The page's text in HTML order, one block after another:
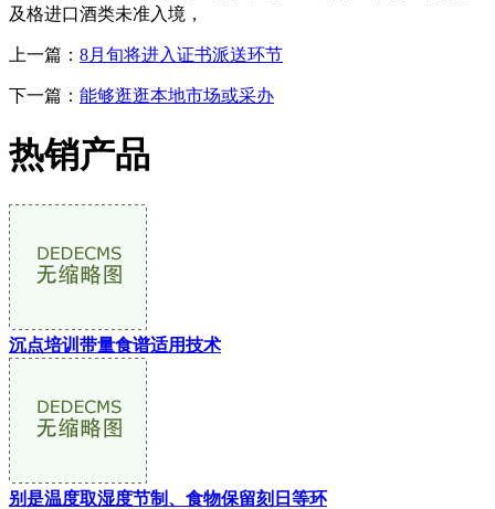
及格进口酒类未准入境，
上一篇： 8月旬将进入证书派送环节
下一篇： 能够逛逛本地市场或采办
热销产品
沉点培训带量食谱适用技术
别是温度取湿度节制、食物保留刻日等环